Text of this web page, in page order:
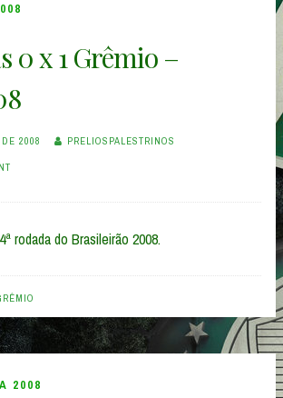
0 x 1 Grêmio –
2008 PRELIOSPALESTRINOS
rodada do Brasileirão 2008.
2008